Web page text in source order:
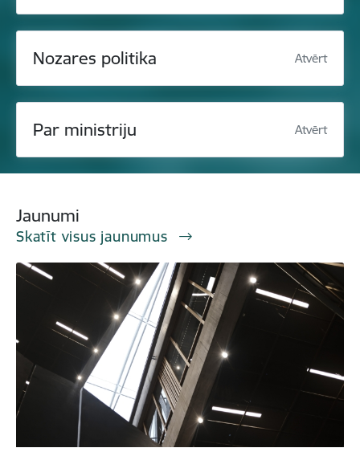
Nozares politika Atvērt
Par ministriju Atvērt
Jaunumi
Skatīt visus jaunumus